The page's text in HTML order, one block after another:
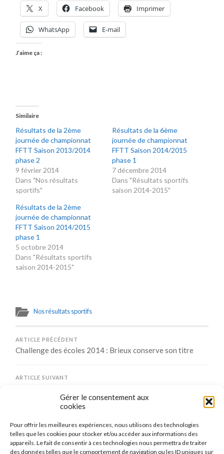
Gérer le consentement aux
cookies
Pour offrir les meilleures expériences, nous utilisons des technologies
telles que les cookies pour stocker et/ou accéder aux informations des
appareils. Le fait de consentir à ces technologies nous permettra de traiter
des données telles que le comportement de navigation ou les ID uniques sur
X Facebook Imprimer
WhatsApp E-mail
J’aime ça :
Similaire
Résultats de la 2ème
journée de championnat
FFTT Saison 2013/2014
phase 2
9 février 2014
Dans "Nos résultats
sportifs"
Résultats de la 6ème
journée de championnat
FFTT Saison 2014/2015
phase 1
7 décembre 2014
Dans "Résultats sportifs
saison 2014-2015"
Résultats de la 2ème
journée de championnat
FFTT Saison 2014/2015
phase 1
5 octobre 2014
Dans "Résultats sportifs
saison 2014-2015"
Nos résultats sportifs
ARTICLE PRÉCÉDENT
Challenge des écoles 2014 : Brieux conserve son titre
ARTICLE SUIVANT
Comments are closed.